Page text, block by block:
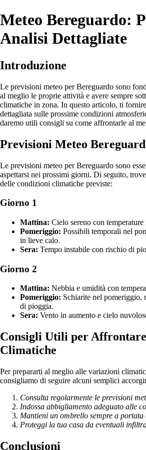
Meteo Bereguardo:
Analisi Dettagliate
Introduzione
Le previsioni meteo per Bereguardo sono
al meglio le proprie attività e avere sempre
climatiche in zona. In questo articolo, ti
dettagliata sulle prossime condizioni
daremo utili consigli su come affrontarle al
Previsioni Meteo
Le previsioni meteo per Bereguardo sono
aspettarsi nei prossimi giorni. Di seguito,
delle condizioni climatiche previste:
Giorno 1
Mattina: Cielo sereno con
Pomeriggio: Possibili temporali nel
in lieve calo.
Sera: Tempo instabile con rischio di
Giorno 2
Mattina: Nebbia e umidità con
Pomeriggio: Schiarite nel pomeriggio,
di pioggia.
Sera: Vento in aumento e cielo
Consigli Utili per
Climatiche
Per prepararti al meglio alle variazioni
consigliamo di seguire alcuni semplici
Consulta regolarmente le previsioni
Indossa abbigliamento adeguato alle
Mantieni un ombrello sempre a portata
Proteggi la tua casa da eventuali
Conclusioni